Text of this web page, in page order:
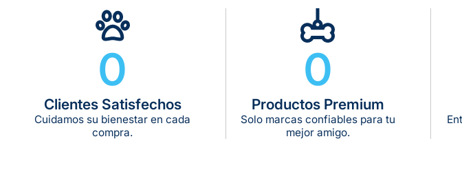
0
Clientes Satisfechos
Cuidamos su bienestar en cada
compra.
0
Productos Premium
Solo marcas confiables para tu
mejor amigo.